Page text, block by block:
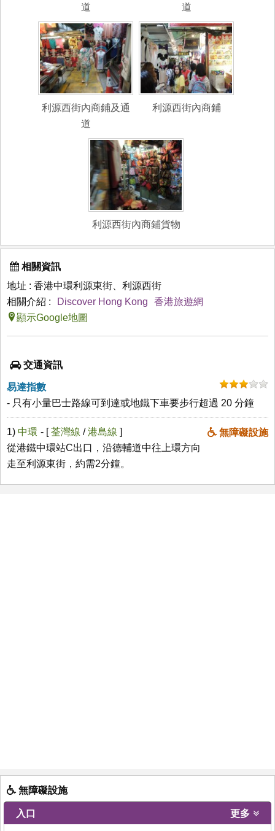
道 道
利源西街內商鋪及通
道
利源西街內商鋪
利源西街內商鋪貨物
相關資訊
地址 : 香港中環利源東街、利源西街
相關介紹 :
Discover Hong Kong
香港旅遊網
顯示Google地圖
交通資訊
易達指數
- 只有小量巴士路線可到達或地鐵下車要步行超過 20 分鐘
1) 中環 無障礙設施
- [荃灣線 /港島線 ]
從港鐵中環站C出口，沿德輔道中往上環方向
走至利源東街，約需2分鐘。
無障礙設施
入口 更多